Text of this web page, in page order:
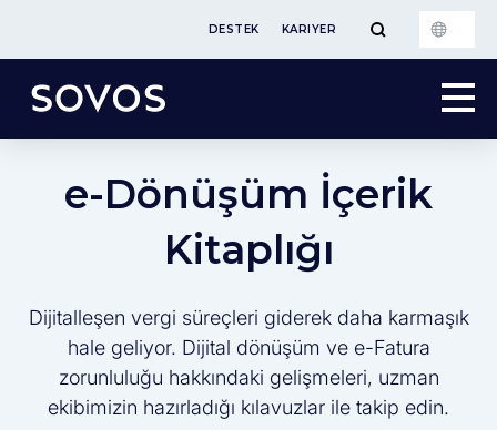
DESTEK KARIYER
e-Dönüşüm İçerik
Kitaplığı
Dijitalleşen vergi süreçleri giderek daha karmaşık
hale geliyor. Dijital dönüşüm ve e-Fatura
zorunluluğu hakkındaki gelişmeleri, uzman
ekibimizin hazırladığı kılavuzlar ile takip edin.